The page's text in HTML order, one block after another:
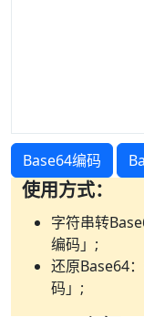
Base64编码
使用方式：
字符串转
编码」;
还原Base64
码」;